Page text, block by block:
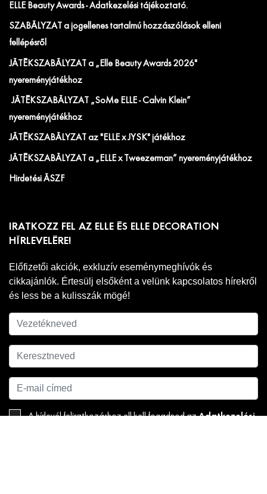
ELLE Beauty Awards - Adatkezelési tájékoztató.
SZABÁLYZAT a jogellenes tartalmú hozzászólások elleni
fellépésről
JÁTÉKSZABÁLYZAT a „Elle Beauty Awards 2026"
nyereményjátékhoz
JÁTÉKSZABÁLYZAT „SoMe ELLE - Calvin Klein”
nyereményjátékhoz
JÁTÉKSZABÁLYZAT az "ELLE x JYSK" játékhoz
JÁTÉKSZABÁLYZAT a „ELLE x Tweezerman” nyereményjátékhoz
Hirdetési ÁSZF
IRATKOZZ FEL AZ ELLE ÉS ELLE DECORATION
HÍRLEVELÉRE!
Előfizetői akciók, exkluzív eseménymeghívók és
cikkajánlók. Értesülj elsőként a velünk kapcsolatos hírekről
és less be a kulisszák mögé!
A hírlevél feliratkozáshoz ell kell fogadnod azAdatkezelési